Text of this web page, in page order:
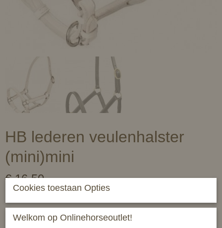
HB lederen veulenhalster
(mini)mini
€ 16,50
Koop 6 stuks voor € 12,38 per stuk en bespaar € 24,72
Cookies toestaan Opties
Welkom op Onlinehorseoutlet!